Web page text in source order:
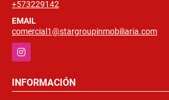
+573229142
EMAIL
comercial1@stargroupinmobiliaria.com
Instagram
INFORMACIÓN